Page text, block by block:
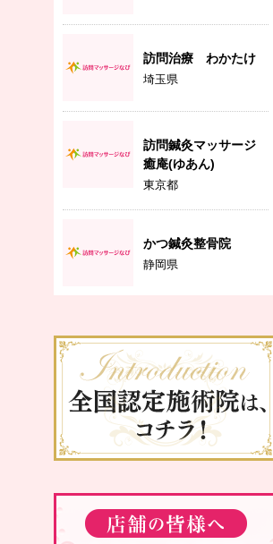
訪問治療 わかたけ
埼玉県
訪問鍼灸マッサージ
癒庵(ゆあん)
東京都
かつ鍼灸整骨院
静岡県